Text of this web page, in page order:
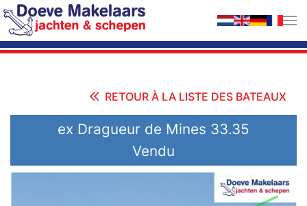
Accéder au contenu principal
RETOUR À LA LISTE DES BATEAUX
ex Dragueur de Mines 33.35
Vendu